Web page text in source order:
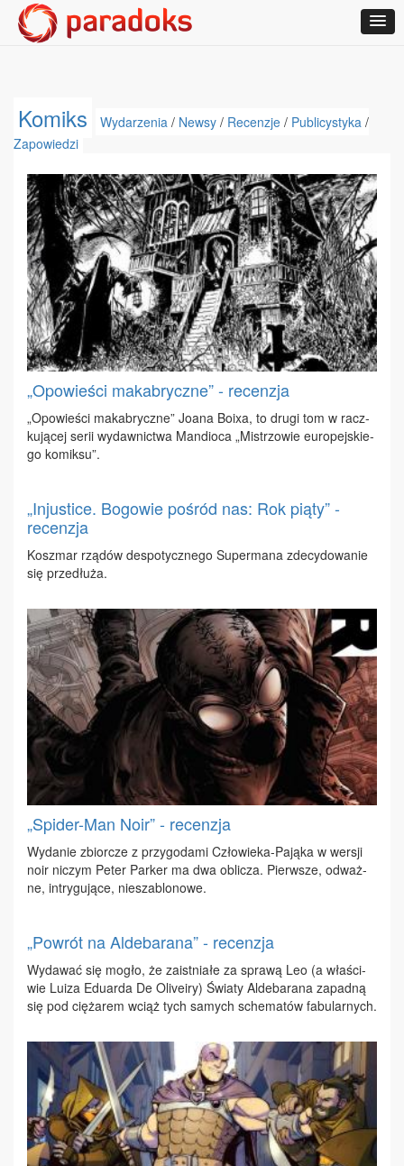
Komiks Wydarzenia / Newsy / Recenzje / Publicystyka /
Zapowiedzi
„Opowieści makabryczne” - recenzja
„Opo­wie­ści ma­ka­brycz­ne” Jo­ana Bo­ixa, to dru­gi tom w racz­
ku­ją­cej se­rii wy­daw­nic­twa Man­dio­ca „Mi­strzo­wie eu­ro­pej­skie­
go ko­mik­su”.
„Injustice. Bogowie pośród nas: Rok piąty” -
recenzja
Kosz­mar rzą­dów de­spo­tycz­ne­go Su­per­ma­na zde­cy­do­wa­nie
się prze­dłu­ża.
„Spider-Man Noir” - recenzja
Wy­da­nie zbior­cze z przy­go­da­mi Czło­wie­ka-Pa­ją­ka w wer­sji
no­ir ni­czym Pe­ter Par­ker ma dwa ob­li­cza. Pierw­sze, od­waż­
ne, in­try­gu­ją­ce, nie­sza­blo­no­we.
„Powrót na Aldebarana” - recenzja
Wy­da­wać się mo­gło, że za­ist­nia­łe za spra­wą Leo (a wła­ści­
wie Lu­iza Edu­ar­da De Oli­ve­iry) Świa­ty Al­de­ba­ra­na za­pad­ną
się pod cię­ża­rem wciąż tych sa­mych sche­ma­tów fa­bu­lar­nych.